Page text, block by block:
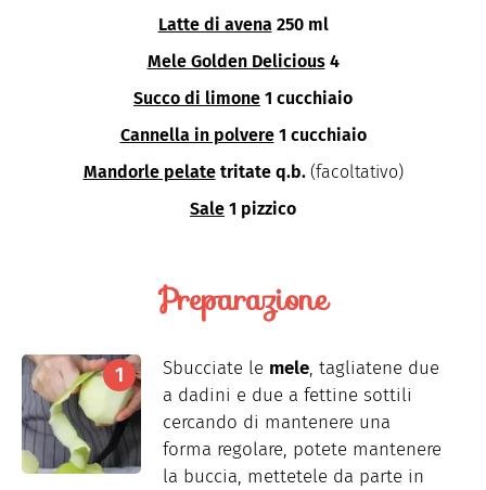
Latte di avena 250 ml
Mele Golden Delicious 4
Succo di limone 1 cucchiaio
Cannella in polvere 1 cucchiaio
Mandorle pelate tritate q.b.(facoltativo)
Sale 1 pizzico
Preparazione
Sbucciate le mele, tagliatene due
a dadini e due a fettine sottili
cercando di mantenere una
forma regolare, potete mantenere
la buccia, mettetele da parte in